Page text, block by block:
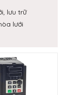
lưu trữ
lưới